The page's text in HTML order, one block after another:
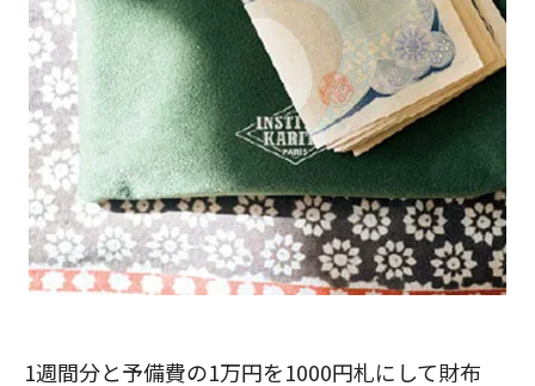
1週間分と予備費の1万円を1000円札にして財布